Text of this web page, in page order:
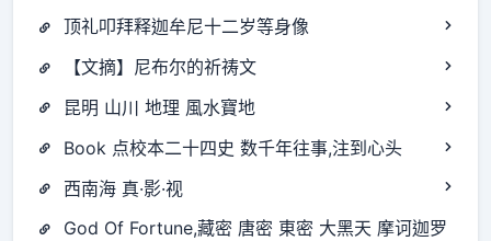
顶礼叩拜释迦牟尼十二岁等身像
【文摘】尼布尔的祈祷文
昆明 山川 地理 風水寶地
Book 点校本二十四史 数千年往事,注到心头
西南海 真·影·视
God Of Fortune,藏密 唐密 東密 大黑天 摩诃迦罗